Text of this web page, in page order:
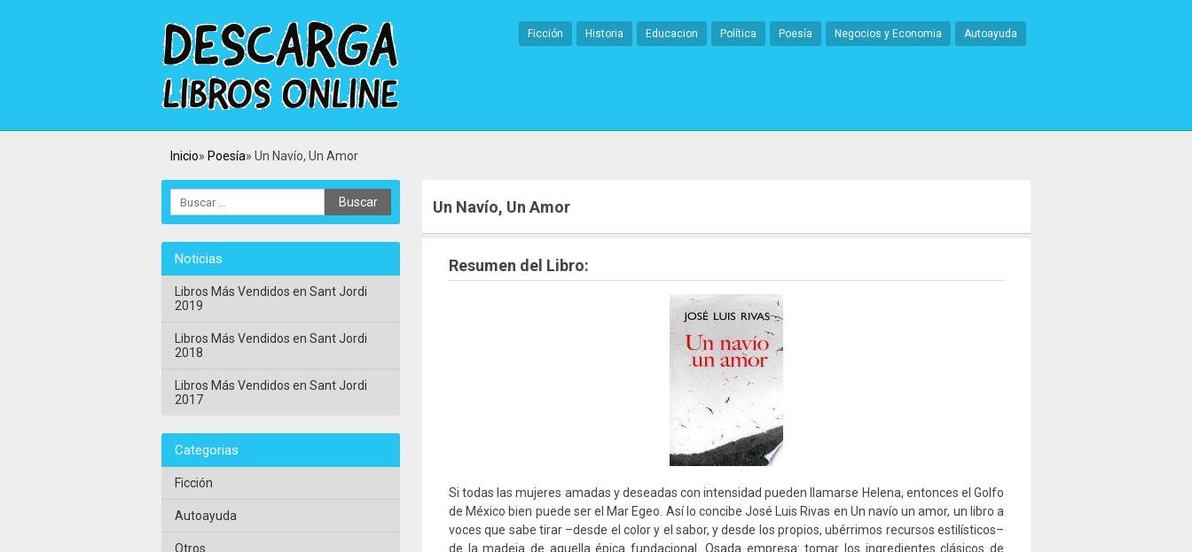
Ficción Historia Educacion Política Poesía Negocios y Economia Autoayuda
Inicio Poesía Un Navío, Un Amor
Un Navío, Un Amor
Resumen del Libro:
Si todas las mujeres amadas y deseadas con intensidad pueden llamarse Helena, entonces el Golfo
de México bien puede ser el Mar Egeo. Así lo concibe José Luis Rivas en Un navío un amor, un libro a
voces que sabe tirar –desde el color y el sabor, y desde los propios, ubérrimos recursos estilísticos–
de la madeja de aquella épica fundacional. Osada empresa: tomar los ingredientes clásicos de
Noticias
Libros Más Vendidos en Sant Jordi
2019
Libros Más Vendidos en Sant Jordi
2018
Libros Más Vendidos en Sant Jordi
2017
Categorias
Ficción
Autoayuda
Otros